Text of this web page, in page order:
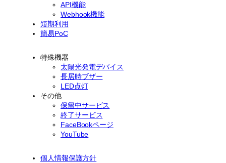
API機能
Webhook機能
短期利用
簡易PoC
特殊機器
太陽光発電デバイス
長居時ブザー
LED点灯
その他
保留中サービス
終了サービス
FaceBookページ
YouTube
個人情報保護方針